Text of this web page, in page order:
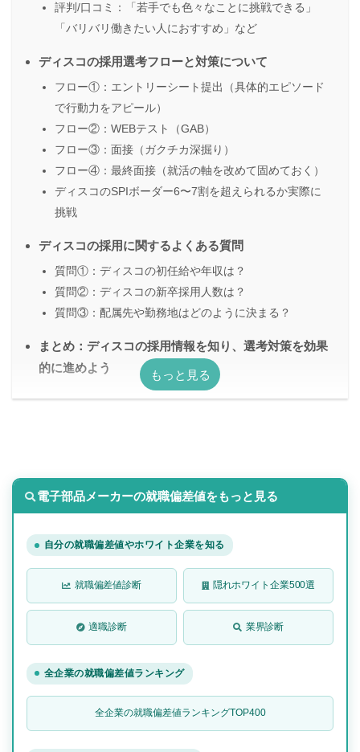
評判/口コミ：「若手でも色々なことに挑戦できる」
「バリバリ働きたい人におすすめ」など
ディスコの採用選考フローと対策について
フロー①：エントリーシート提出（具体的エピソード
で行動力をアピール）
フロー②：WEBテスト（GAB）
フロー③：面接（ガクチカ深掘り）
フロー④：最終面接（就活の軸を改めて固めておく）
ディスコのSPIボーダー6〜7割を超えられるか実際に
挑戦
ディスコの採用に関するよくある質問
質問①：ディスコの初任給や年収は？
質問②：ディスコの新卒採用人数は？
質問③：配属先や勤務地はどのように決まる？
まとめ：ディスコの採用情報を知り、選考対策を効果
的に進めよう
電子部品メーカーの就職偏差値をもっと見る
自分の就職偏差値やホワイト企業を知る
就職偏差値診断 隠れホワイト企業500選
適職診断 業界診断
全企業の就職偏差値ランキング
全企業の就職偏差値ランキングTOP400